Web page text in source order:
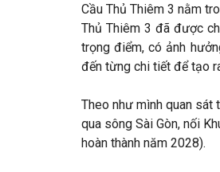
Cầu Thủ Thiêm 3 nằm
Thủ Thiêm 3 đã được
trọng điểm, có ảnh
đến từng chi tiết để tạo
Theo như mình quan sát
qua sông Sài Gòn, nối
hoàn thành năm 2028).